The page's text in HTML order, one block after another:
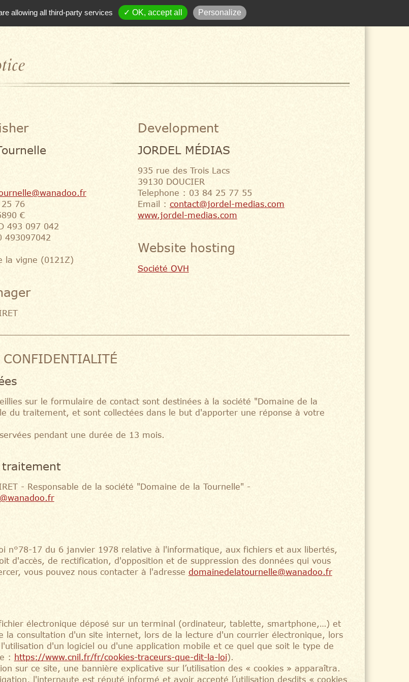
76
€
493 097 042
493097042
la vigne (0121Z)
Development
JORDEL MÉDIAS
935 rue des Trois Lacs
39130 DOUCIER
Telephone : 03 84 25 77 55
Email : contact@jordel-medias.com
www.jordel-medias.com
Website hosting
Société OVH
sur le formulaire de contact sont destinées à la société "Domaine de la
du traitement, et sont collectées dans le but d'apporter une réponse à votre
pendant une durée de 13 mois.
traitement
- Responsable de la société "Domaine de la Tournelle" -
n°78-17 du 6 janvier 1978 relative à l'informatique, aux fichiers et aux libertés,
d'accès, de rectification, d'opposition et de suppression des données qui vous
vous pouvez nous contacter à l'adresse domainedelatournelle@wanadoo.fr
électronique déposé sur un terminal (ordinateur, tablette, smartphone,…) et
la consultation d'un site internet, lors de la lecture d'un courrier électronique, lors
d'un logiciel ou d'une application mobile et ce quel que soit le type de
: https://www.cnil.fr/fr/cookies-traceurs-que-dit-la-loi).
sur ce site, une bannière explicative sur l’utilisation des « cookies » apparaîtra.
l'internaute est réputé informé et avoir accepté l’utilisation desdits « cookies
allowing all third-party services ✓ OK, accept all Personalize